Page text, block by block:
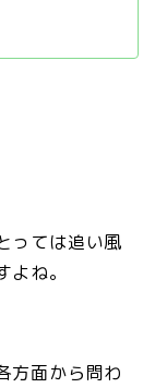
っては追い風
ね。
方面から問わ